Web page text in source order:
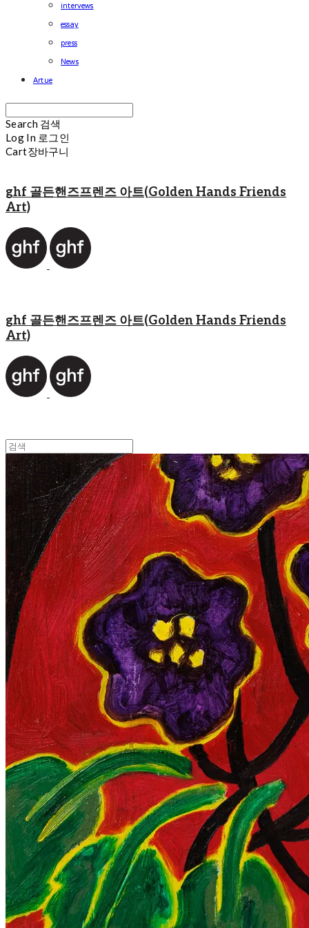
intervews
essay
press
News
Artue
Search 검색
Log In 로그인
Cart장바구니
ghf 골든핸즈프렌즈 아트(Golden Hands Friends
Art)
ghf 골든핸즈프렌즈 아트(Golden Hands Friends
Art)